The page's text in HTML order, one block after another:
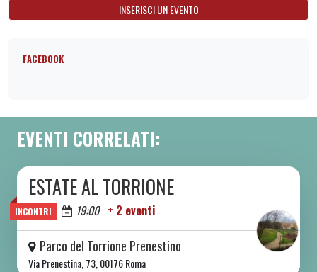
INSERISCI UN EVENTO
FACEBOOK
EVENTI CORRELATI:
INCONTRI
DA SAB 06/06 A SAB 08/08 2026
ESTATE AL TORRIONE
Oggi 19:00 + 2 eventi
Parco del Torrione Prenestino
Via Prenestina, 73, 00176 Roma